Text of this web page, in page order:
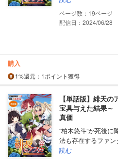
19
配信日：2024/06/28
購入
1%還元 ：1ポイント獲得
【単話版】緋天
宝具与えた結果～
真価
“柏木悠斗”が死後
法も存在するファ
読む